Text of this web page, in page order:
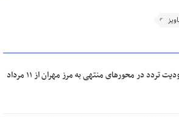
تردد در محورهای منتهی به مرز مهران از ۱۱ مرداد